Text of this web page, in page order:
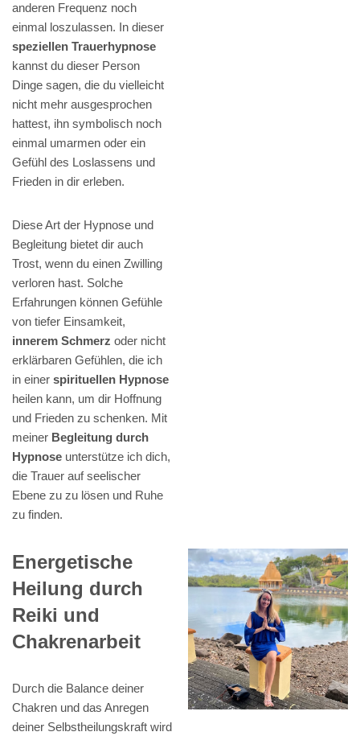
anderen Frequenz noch
einmal loszulassen. In dieser
speziellen Trauerhypnose
kannst du dieser Person
Dinge sagen, die du vielleicht
nicht mehr ausgesprochen
hattest, ihn symbolisch noch
einmal umarmen oder ein
Gefühl des Loslassens und
Frieden in dir erleben.
Diese Art der Hypnose und
Begleitung bietet dir auch
Trost, wenn du einen Zwilling
verloren hast. Solche
Erfahrungen können Gefühle
von tiefer Einsamkeit,
innerem Schmerz oder nicht
erklärbaren Gefühlen, die ich
in einer spirituellen Hypnose
heilen kann, um dir Hoffnung
und Frieden zu schenken. Mit
meiner Begleitung durch
Hypnose unterstütze ich dich,
die Trauer auf seelischer
Ebene zu zu lösen und Ruhe
zu finden.
Energetische
Heilung durch
Reiki und
Chakrenarbeit
Durch die Balance deiner
Chakren und das Anregen
deiner Selbstheilungskraft wird